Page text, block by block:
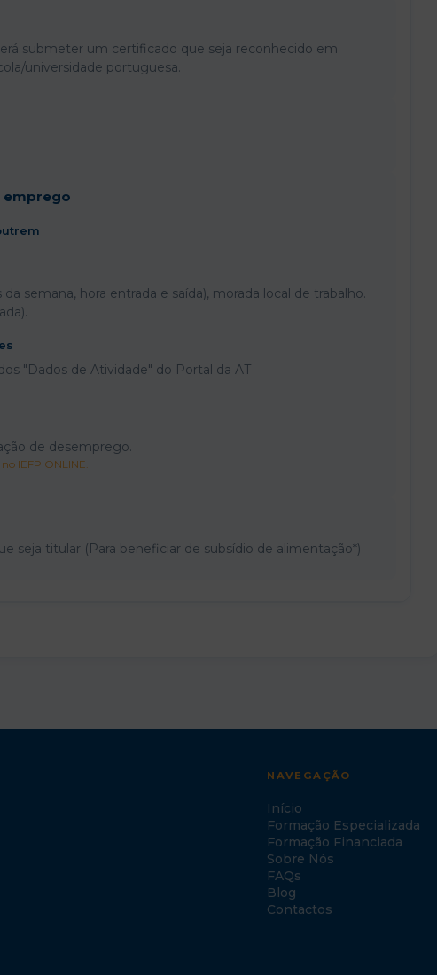
submeter um certificado que seja reconhecido em
universidade portuguesa.
emprego
semana, hora entrada e saída), morada local de trabalho.
"Dados de Atividade" do Portal da AT
de desemprego.
IEFP ONLINE.
seja titular (Para beneficiar de subsídio de alimentação*)
NAVEGAÇÃO
Início
Formação Especializada
Formação Financiada
Sobre Nós
FAQs
Blog
Contactos